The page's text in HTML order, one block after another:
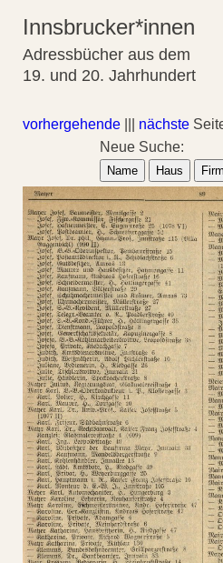
Innsbrucker*innen
Adressbücher aus dem
19. und 20. Jahrhundert
vorhergehende nächste
Neue Suche:
Name Haus